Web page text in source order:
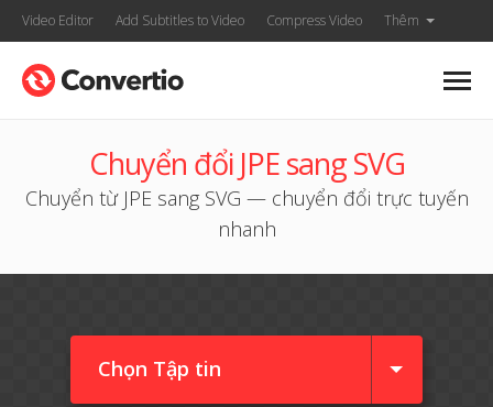
Video Editor Add Subtitles to Video Compress Video Thêm
Chuyển đổi JPE sang SVG
Chuyển từ JPE sang SVG — chuyển đổi trực tuyến
nhanh
Chọn Tập tin